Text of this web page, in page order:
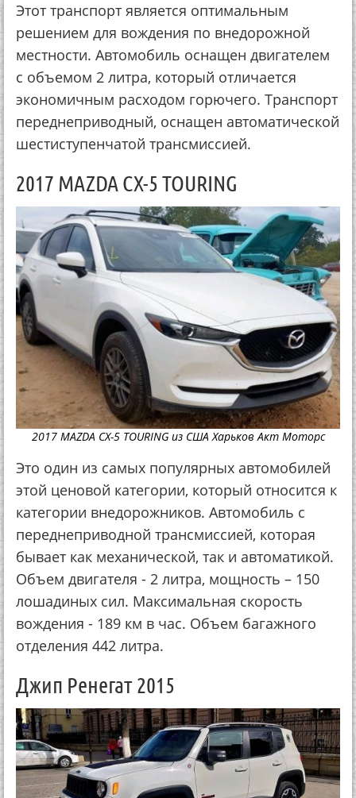
Этот транспорт является оптимальным
решением для вождения по внедорожной
местности. Автомобиль оснащен двигателем
с объемом 2 литра, который отличается
экономичным расходом горючего. Транспорт
переднеприводный, оснащен автоматической
шестиступенчатой трансмиссией.
2017 MAZDA CX-5 TOURING
2017 MAZDA CX-5 TOURING из США Харьков Акт Моторс
Это один из самых популярных автомобилей
этой ценовой категории, который относится к
категории внедорожников. Автомобиль с
переднеприводной трансмиссией, которая
бывает как механической, так и автоматикой.
Объем двигателя - 2 литра, мощность – 150
лошадиных сил. Максимальная скорость
вождения - 189 км в час. Объем багажного
отделения 442 литра.
Джип Ренегат 2015